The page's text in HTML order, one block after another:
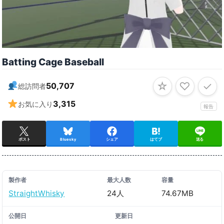
Batting Cage Baseball
総訪問者50,707
お気に入り 3,315 報告
☆ ♡ ✓
ポスト Bluesky シェア はてブ 送る
製作者
StraightWhisky
最大人数
24人
容量
74.67MB
公開日 更新日